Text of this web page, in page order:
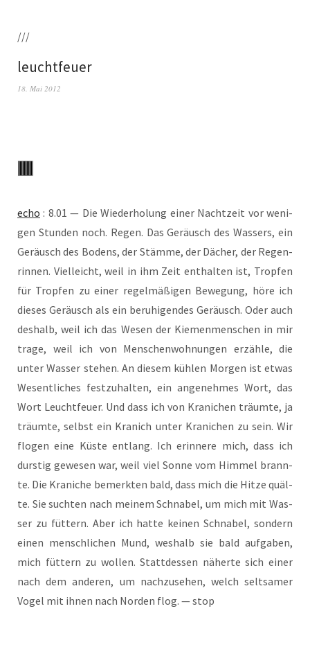
///
leuchtfeuer
18. Mai 2012
echo : 8.01 — Die Wie­der­ho­lung einer Nacht­zeit vor weni­
gen Stun­den noch. Regen. Das Geräusch des Was­sers, ein
Geräusch des Bodens, der Stäm­me, der Dächer, der Regen­
rin­nen. Viel­leicht, weil in ihm Zeit ent­hal­ten ist, Trop­fen
für Trop­fen zu einer regel­mä­ßi­gen Bewe­gung, höre ich
die­ses Geräusch als ein beru­hi­gen­des Geräusch. Oder auch
des­halb, weil ich das Wesen der Kie­men­men­schen in mir
tra­ge, weil ich von Men­schen­woh­nun­gen erzäh­le, die
unter Was­ser ste­hen. An die­sem küh­len Mor­gen ist etwas
Wesent­li­ches fest­zu­hal­ten, ein ange­neh­mes Wort, das
Wort Leucht­feu­er. Und dass ich von Kra­ni­chen träum­te, ja
träum­te, selbst ein Kra­nich unter Kra­ni­chen zu sein. Wir
flo­gen eine Küs­te ent­lang. Ich erin­ne­re mich, dass ich
durs­tig gewe­sen war, weil viel Son­ne vom Him­mel brann­
te. Die Kra­ni­che bemerk­ten bald, dass mich die Hit­ze quäl­
te. Sie such­ten nach mei­nem Schna­bel, um mich mit Was­
ser zu füt­tern. Aber ich hat­te kei­nen Schna­bel, son­dern
einen mensch­li­chen Mund, wes­halb sie bald auf­ga­ben,
mich füt­tern zu wol­len. Statt­des­sen näher­te sich einer
nach dem ande­ren, um nach­zu­se­hen, welch selt­sa­mer
Vogel mit ihnen nach Nor­den flog. — stop